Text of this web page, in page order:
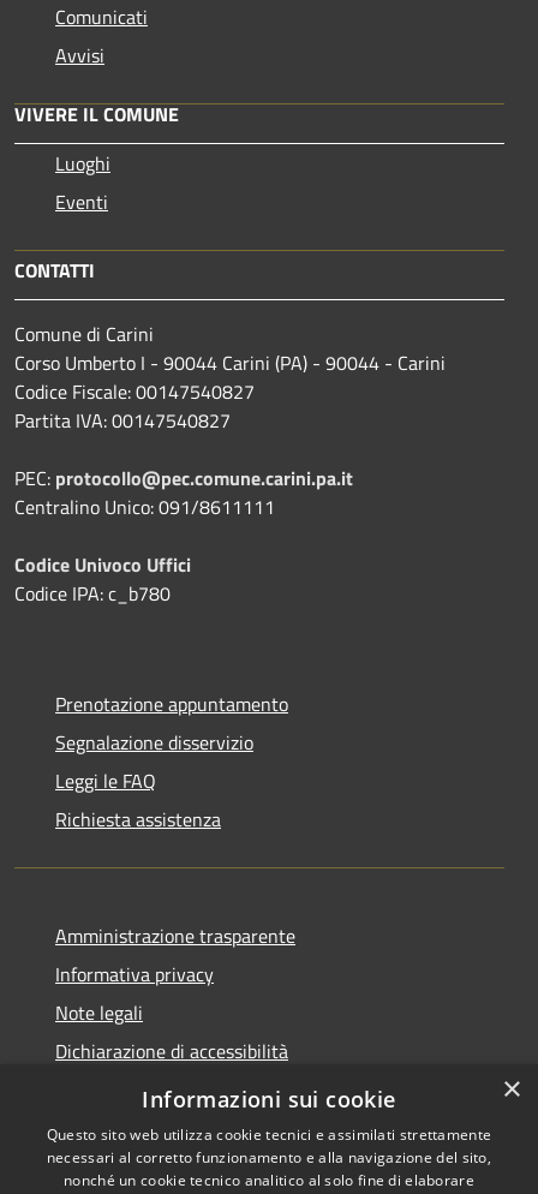
Comunicati
Avvisi
VIVERE IL COMUNE
Luoghi
Eventi
CONTATTI
Comune di Carini
Corso Umberto I - 90044 Carini (PA) - 90044 - Carini
Codice Fiscale: 00147540827
Partita IVA: 00147540827
PEC: protocollo@pec.comune.carini.pa.it
Centralino Unico: 091/8611111
Codice Univoco Uffici
Codice IPA: c_b780
Prenotazione appuntamento
Segnalazione disservizio
Leggi le FAQ
Richiesta assistenza
Amministrazione trasparente
Informativa privacy
Note legali
Dichiarazione di accessibilità
Privacy e protezione dei dati
×
Informazioni sui cookie
Questo sito web utilizza cookie tecnici e assimilati strettamente
necessari al corretto funzionamento e alla navigazione del sito,
nonché un cookie tecnico analitico al solo fine di elaborare